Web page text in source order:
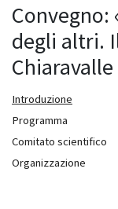
Convegno:
degli altri.
Introduzione
Programma
Comitato scientifico
Organizzazione